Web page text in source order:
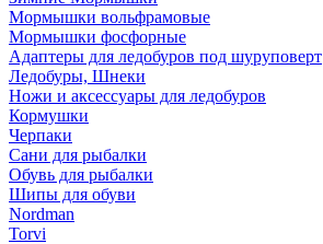
Мормышки вольфрамовые
Мормышки фосфорные
Адаптеры для ледобуров под шуруповерт
Ледобуры, Шнеки
Ножи и аксессуары для ледобуров
Кормушки
Черпаки
Сани для рыбалки
Обувь для рыбалки
Шипы для обуви
Nordman
Torvi